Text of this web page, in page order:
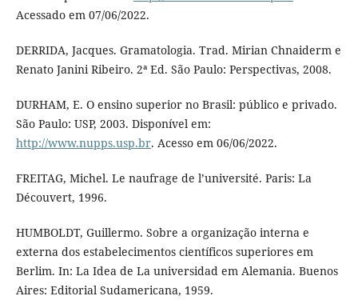
Acessado em 07/06/2022.
DERRIDA, Jacques. Gramatologia. Trad. Mirian Chnaiderm e
Renato Janini Ribeiro. 2ª Ed. São Paulo: Perspectivas, 2008.
DURHAM, E. O ensino superior no Brasil: público e privado.
São Paulo: USP, 2003. Disponível em:
http://www.nupps.usp.br. Acesso em 06/06/2022.
FREITAG, Michel. Le naufrage de l’université. Paris: La
Découvert, 1996.
HUMBOLDT, Guillermo. Sobre a organização interna e
externa dos estabelecimentos científicos superiores em
Berlim. In: La Idea de La universidad em Alemania. Buenos
Aires: Editorial Sudamericana, 1959.